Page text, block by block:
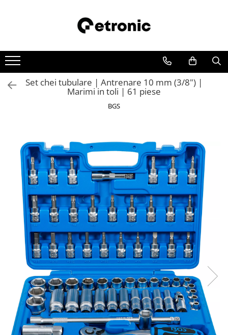
Set chei tubulare | Antrenare 10 mm (3/8") |
Marimi in toli | 61 piese
BGS